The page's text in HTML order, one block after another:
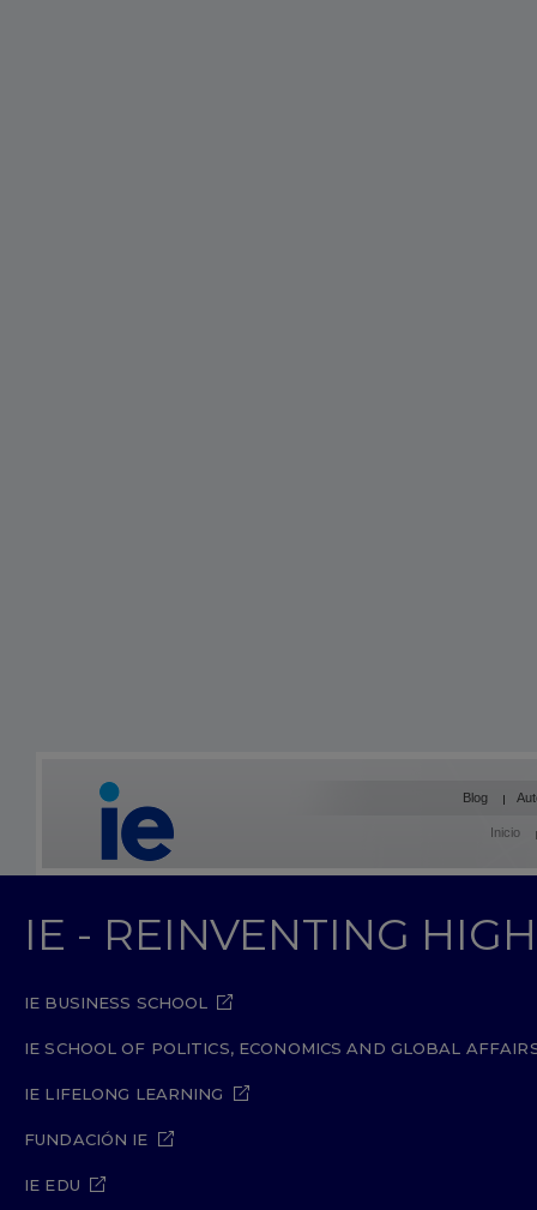
Blog
Inicio
IE - REINVENTING
IE BUSINESS SCHOOL
IE SCHOOL OF POLITICS, ECONOMICS AND GLOBAL
IE LIFELONG LEARNING
FUNDACIÓN IE
IE EDU